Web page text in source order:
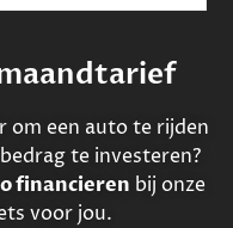
om een auto te rijden
te investeren?
financieren bij onze
voor jou.